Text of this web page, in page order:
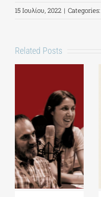
15 Ιουλίου, 2022 | Categories:
Related Posts